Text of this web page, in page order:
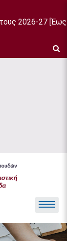
2026-27 [Έως